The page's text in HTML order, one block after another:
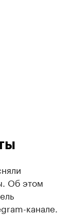
Об этом
канале.